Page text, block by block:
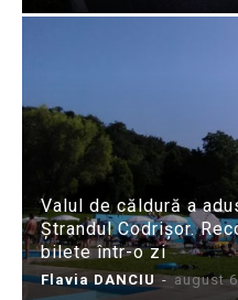
Valul de căldură a
Ștrandul Codrișor.
bilete într-o zi
Flavia DANCIU - august